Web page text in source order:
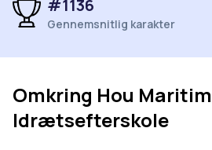
#1136
Gennemsnitlig karakter
Omkring Hou
Idrætsefterskole